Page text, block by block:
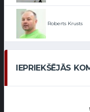
Roberts Krusts
IEPRIEKŠĒJĀS